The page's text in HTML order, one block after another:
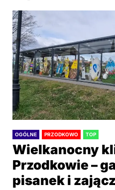
OGÓLNE PRZODKOWO TOP
Wielkanocny
Przodkowie –
pisanek i